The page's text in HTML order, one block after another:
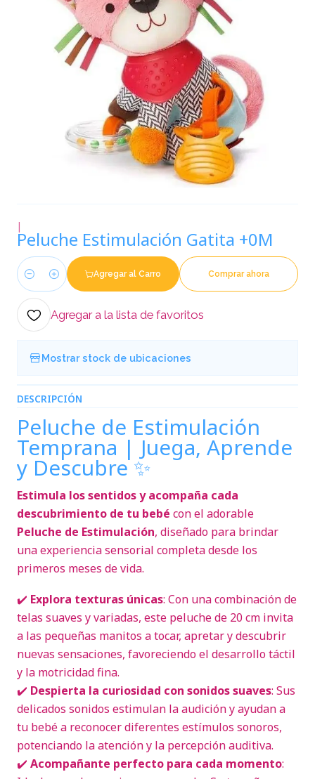
|
Peluche Estimulación Gatita +0M
Cantidad
Agregar al Carro Comprar ahora
Agregar a la lista de favoritos
Mostrar stock de ubicaciones
DESCRIPCIÓN
Peluche de Estimulación
Temprana | Juega, Aprende
y Descubre ✨
Estimula los sentidos y acompaña cada
descubrimiento de tu bebé con el adorable
Peluche de Estimulación, diseñado para brindar
una experiencia sensorial completa desde los
primeros meses de vida.
✔️ Explora texturas únicas: Con una combinación de
telas suaves y variadas, este peluche de 20 cm invita
a las pequeñas manitos a tocar, apretar y descubrir
nuevas sensaciones, favoreciendo el desarrollo táctil
y la motricidad fina.
✔️ Despierta la curiosidad con sonidos suaves: Sus
delicados sonidos estimulan la audición y ayudan a
tu bebé a reconocer diferentes estímulos sonoros,
potenciando la atención y la percepción auditiva.
✔️ Acompañante perfecto para cada momento: